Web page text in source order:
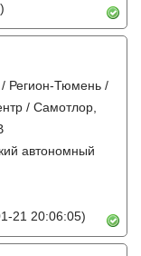
Регион-Тюмень /
/ Самотлор,
автономный
21 20:06:05)